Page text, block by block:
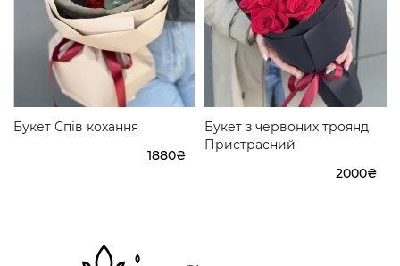
Букет Спів кохання
1880₴
Букет з червоних троянд
Пристрасний
2000₴